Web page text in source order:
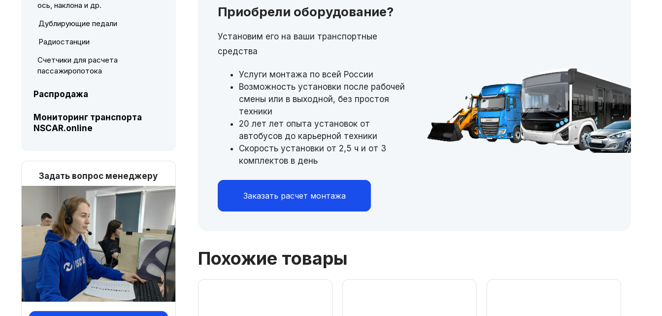
Приобрели оборудование?
Установим его на ваши транспортные
средства
Услуги монтажа по всей России
Возможность установки после рабочей
смены или в выходной, без простоя
техники
20 лет лет опыта установок от
автобусов до карьерной техники
Скорость установки от 2,5 ч и от 3
комплектов в день
Заказать расчет монтажа
Похожие товары
ось, наклона и др.
Дублирующие педали
Радиостанции
Счетчики для расчета
пассажиропотока
Распродажа
Мониторинг транспорта
NSCAR.online
Задать вопрос менеджеру